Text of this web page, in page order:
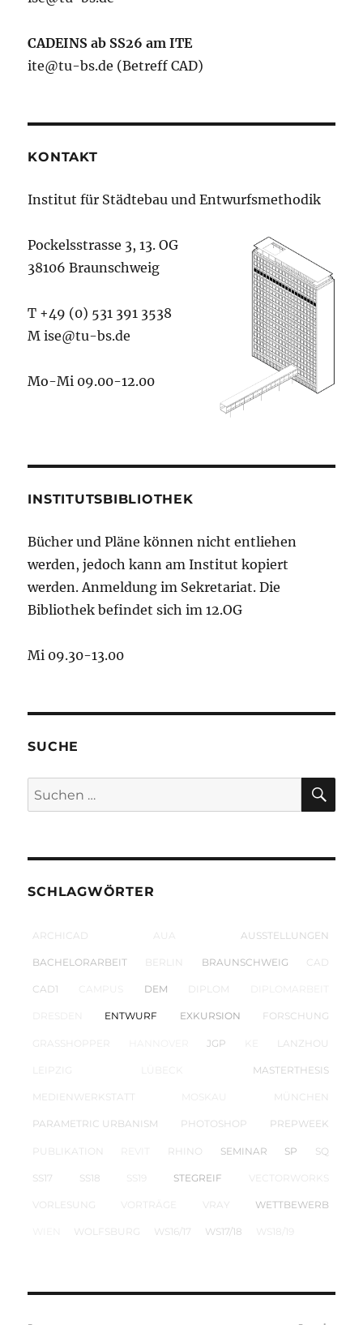
CADEINS ab SS26 am ITE
ite@tu-bs.de (Betreff CAD)
KONTAKT
Institut für Städtebau und Entwurfsmethodik
Pockelsstrasse 3, 13. OG
38106 Braunschweig
T +49 (0) 531 391 3538
M ise@tu-bs.de
Mo-Mi 09.00-12.00
INSTITUTSBIBLIOTHEK
Bücher und Pläne können nicht entliehen
werden, jedoch kann am Institut kopiert
werden. Anmeldung im Sekretariat. Die
Bibliothek befindet sich im 12.OG
Mi 09.30-13.00
SUCHE
Suchen
nach:
SCHLAGWÖRTER
ARCHICAD AUA AUSSTELLUNGEN
BACHELORARBEIT BERLIN BRAUNSCHWEIG CAD
CAD1 DEM DIPLOM
ENTWURF EXKURSION FORSCHUNG
GRASSHOPPER JGP LANZHOU
LEIPZIG MASTERTHESIS
MEDIENWERKSTATT MÜNCHEN
PARAMETRIC URBANISM PHOTOSHOP PREPWEEK
PUBLIKATION RHINO SEMINAR SP SQ
SS17 SS18 SS19 STEGREIF VECTORWORKS
VORLESUNG VORTRÄGE VRAY WETTBEWERB
WOLFSBURG WS16/17 WS17/18 WS18/19